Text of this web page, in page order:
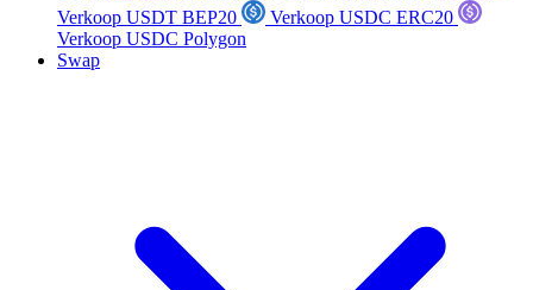
Verkoop USDT BEP20
Verkoop USDC ERC20
Verkoop USDC Polygon
Swap